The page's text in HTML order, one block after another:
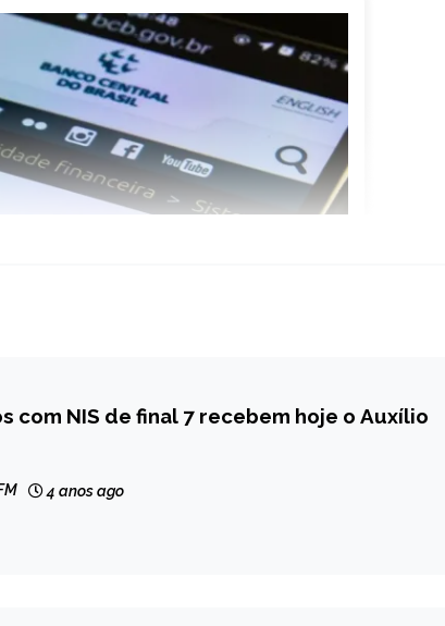
com NIS de final 7 recebem hoje o Auxílio
4 anos ago